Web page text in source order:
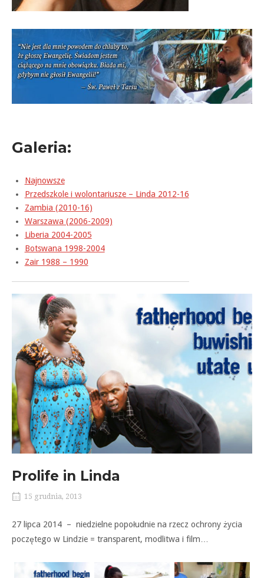
Galeria:
Najnowsze
Przedszkole i wolontariusze – Linda 2012-16
Zambia (2010-16)
Warszawa (2006-2009)
Liberia 2004-2005
Botswana 1998-2004
Zair 1988 – 1990
Prolife in Linda
15 grudnia, 2013
27 lipca 2014 – niedzielne popołudnie na rzecz ochrony życia
poczętego w Lindzie = transparent, modlitwa i film…